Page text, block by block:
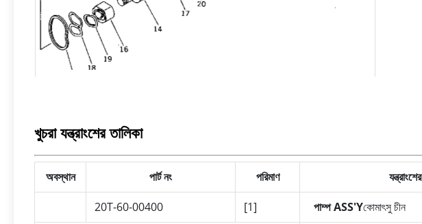
খুচরা যন্ত্রাংশের তালিকা
অবস্থান পার্ট নং পরিমাণ
20T-60-00400
[1] পাম্প ASS'Yকোমাৎসু চীন